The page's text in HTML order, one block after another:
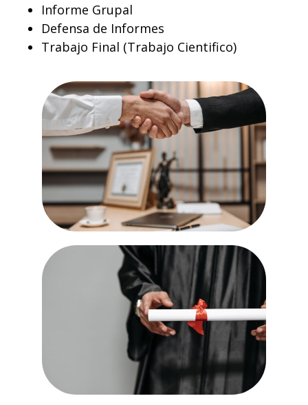
Informe Grupal
Defensa de Informes
Trabajo Final (Trabajo Cientifico)